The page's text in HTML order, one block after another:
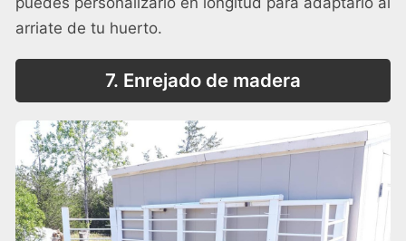
arriate de tu huerto.
7. Enrejado de madera